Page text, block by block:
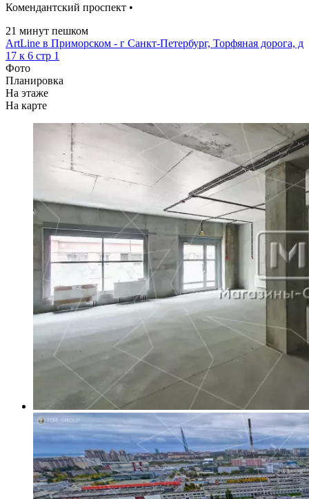
Комендантский проспект •
21 минут пешком
ArtLine в Приморском - г Санкт-Петербург, Торфяная дорога, д
17 к 6 стр 1
Фото
Планировка
На этаже
На карте